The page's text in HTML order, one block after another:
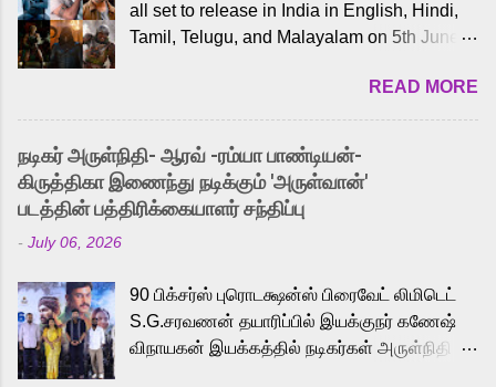
all set to release in India in English, Hindi,
Tamil, Telugu, and Malayalam on 5th June,
received a lot of love from cult He-Man fans
and offered audiences an exciting glimpse
into the world of Eternia, the recently
released Tamil trailer has also generated
strong excitement among Tamil audiences.
Adding to the growing buzz is the film’s
to the iconic superhero He-Man. Known for
memorable songs like “Behene De” from
Raavan, “Oru Maalai” from Ghajini, and
READ MORE
நடிகர் அருள்நிதி- ஆரவ் -ரம்யா பாண்டியன்-
கிருத்திகா இணைந்து நடிக்கும் 'அருள்வான்'
படத்தின் பத்திரிக்கையாளர் சந்திப்பு
- July 06, 2026
90 பிக்சர்ஸ் புரொடக்ஷன்ஸ் பிரைவேட் லிமிடெட்
S.G.சரவணன் தயாரிப்பில் இயக்குநர் கணேஷ்
விநாயகன் இயக்கத்தில் நடிகர்கள் அருள்நிதி -